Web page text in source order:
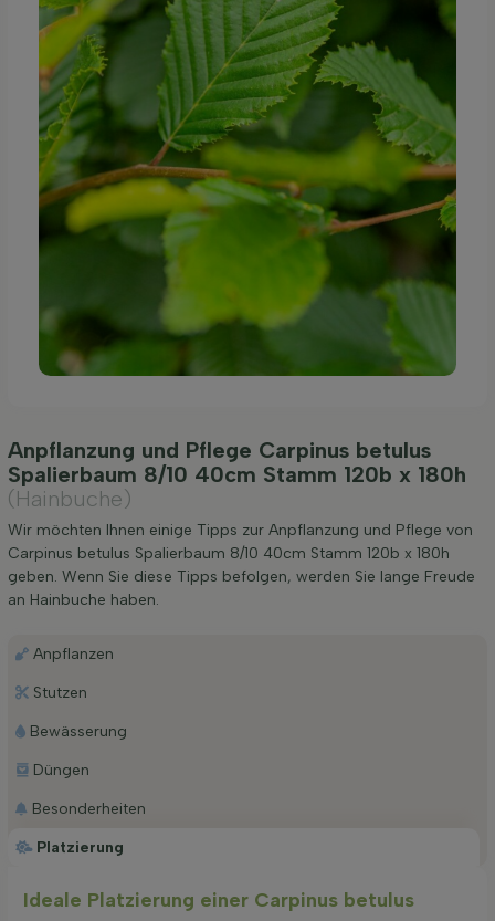
Anpflanzung und Pflege Carpinus betulus
Spalierbaum 8/10 40cm Stamm 120b x 180h
(Hainbuche)
Wir möchten Ihnen einige Tipps zur Anpflanzung und Pflege von
Carpinus betulus Spalierbaum 8/10 40cm Stamm 120b x 180h
geben. Wenn Sie diese Tipps befolgen, werden Sie lange Freude
an Hainbuche haben.
Platzierung
Anpflanzen
Stutzen
Bewässerung
Düngen
Besonderheiten
Ideale Platzierung einer Carpinus betulus